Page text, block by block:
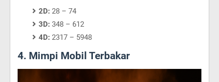
2D: 28 – 74
3D: 348 – 612
4D: 2317 – 5948
4. Mimpi Mobil Terbakar